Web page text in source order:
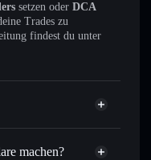
setzen oder DCA
Trades zu
findest du unter
machen?